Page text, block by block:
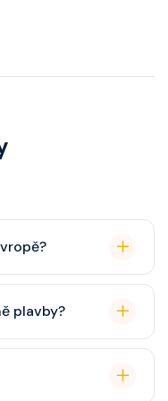
pro plavby po
minimálně 6
plavby?
restaurace,
základní nápoje